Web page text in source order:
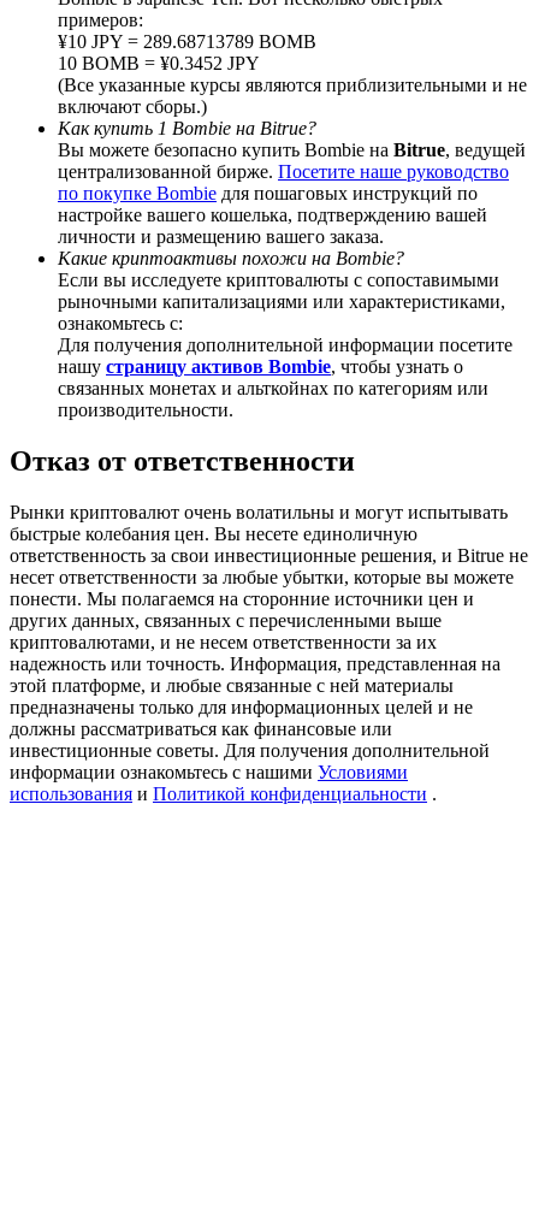
BTC Welcome Rewards
Deposit & Trade BTC to Share 25000 USDT prize pool!
Deposit CASHCAT & Win
Share 500000 CASHCAT prize pool
Exclusive for BitMart Users
Precious Metals Trading Carnival
Trade Gold & Silver · 33,333 USDT Bonus
USDT New User Exclusive 10% APR
USDT Flexible Staking | Daily Rewards
примеров:
¥10 JPY = 289.68713789 BOMB
10 BOMB = ¥0.3452 JPY
(Все указанные курсы являются приблизительными и не
включают сборы.)
Как купить 1 Bombie на Bitrue?
Вы можете безопасно купить Bombie на Bitrue, ведущей
централизованной бирже. Посетите наше руководство
по покупке Bombie для пошаговых инструкций по
настройке вашего кошелька, подтверждению вашей
личности и размещению вашего заказа.
Какие криптоактивы похожи на Bombie?
Если вы исследуете криптовалюты с сопоставимыми
рыночными капитализациями или характеристиками,
ознакомьтесь с:
Для получения дополнительной информации посетите
нашу страницу активов Bombie, чтобы узнать о
связанных монетах и альткойнах по категориям или
производительности.
Отказ от ответственности
Рынки криптовалют очень волатильны и могут испытывать
быстрые колебания цен. Вы несете единоличную
ответственность за свои инвестиционные решения, и Bitrue не
несет ответственности за любые убытки, которые вы можете
понести. Мы полагаемся на сторонние источники цен и
других данных, связанных с перечисленными выше
криптовалютами, и не несем ответственности за их
надежность или точность. Информация, представленная на
этой платформе, и любые связанные с ней материалы
предназначены только для информационных целей и не
должны рассматриваться как финансовые или
инвестиционные советы. Для получения дополнительной
информации ознакомьтесь с нашими Условиями
использования и Политикой конфиденциальности .